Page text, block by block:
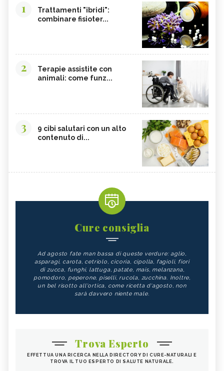
1
Trattamenti "ibridi":
combinare fisioter...
2
Terapie assistite con
animali: come funz...
3
9 cibi salutari con un alto
contenuto di...
Cure consiglia
Ad agosto fate man bassa di queste verdure: aglio,
asparagi, carota, cetriolo, cicoria, cipolla, fagioli, fiori
di zucca, funghi, lattuga, patate, mais, melanzana,
pomodoro, peperone, piselli, rucola, zucchina. Inoltre,
un bel risotto all'ortica, come ricetta d'agosto, non
sarà davvero niente male.
Trova Esperto
EFFETTUA UNA RICERCA NELLA DIRECTORY DI CURE-NATURALI E
TROVA IL TUO ESPERTO DI SALUTE NATURALE.